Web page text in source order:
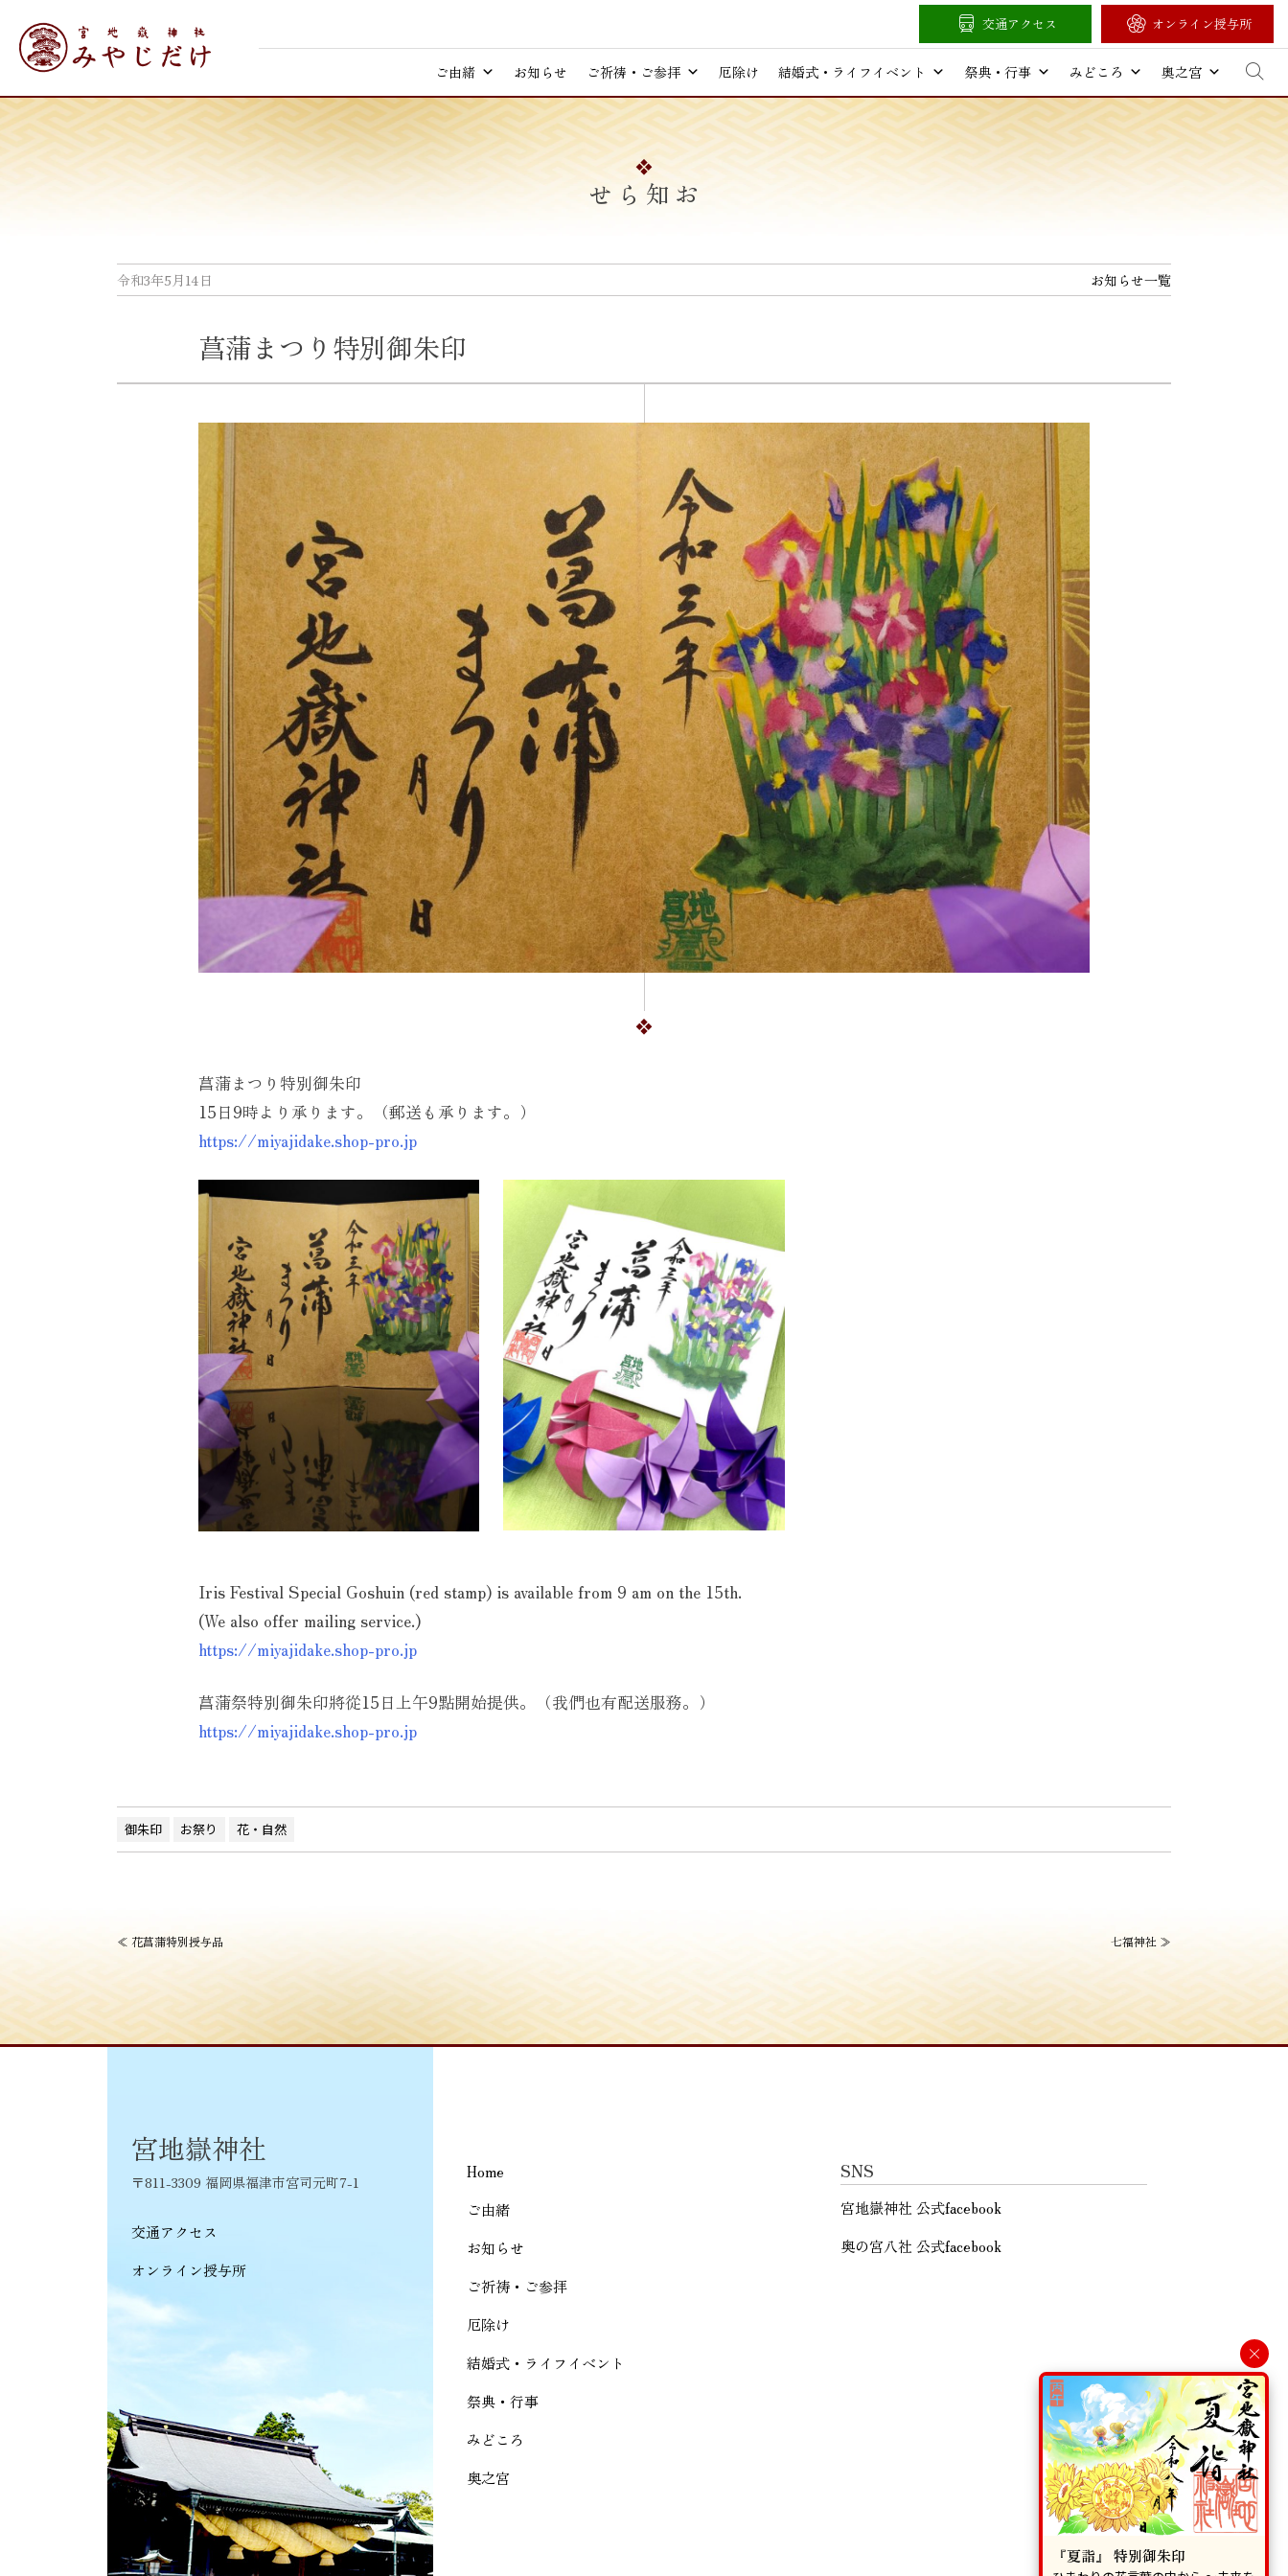
content
ご由緒 お知らせ ご祈祷・ご参拝 厄除け 結婚式・ライフイベント 祭典・行事 みどころ 奥之宮
交通アクセス オンライン授与所
お知らせ
令和3年5月14日 お知らせ一覧
菖蒲まつり特別御朱印
菖蒲まつり特別御朱印
15日9時より承ります。（郵送も承ります。）
https://miyajidake.shop-pro.jp
Iris Festival Special Goshuin (red stamp) is available from 9 am on the 15th.
(We also offer mailing service.)
https://miyajidake.shop-pro.jp
菖蒲祭特別御朱印將從15日上午9點開始提供。（我們也有配送服務。）
https://miyajidake.shop-pro.jp
御朱印 お祭り 花・自然
投
ナ
ビ
シ
ョ
ン
≪ 花菖蒲特別授与品 七福神社 ≫
Home
ご由緒
お知らせ
ご祈祷・ご参拝
厄除け
結婚式・ライフイベント
祭典・行事
みどころ
奥之宮
SNS
宮地嶽神社 公式facebook
奥の宮八社 公式facebook
宮地嶽神社
〒811-3309 福岡県福津市宮司元町7-1
交通アクセス
オンライン授与所
×
『夏詣』 特別御朱印